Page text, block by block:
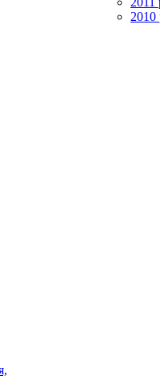
2010